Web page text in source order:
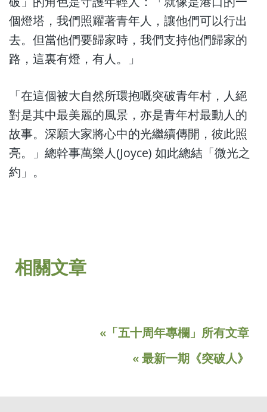
個燈塔，我們照耀著青年人，讓他們可以行出
去。但當他們要歸家時，我們支持他們歸家的
路，這裏有燈，有人。」
「在這個被大自然所環抱嘅突破青年村，人絕
對是其中最美麗的風景，亦是青年村最動人的
故事。深願大家將心中的光繼續傳開，彼此照
亮。」總幹事萬樂人(Joyce) 如此總結「微光之
約」。
相關文章
«「五十周年專欄」所有文章
« 最新一期《突破人》